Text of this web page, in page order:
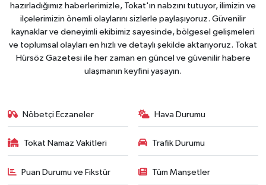
hazırladığımız haberlerimizle, Tokat'ın nabzını tutuyor, ilimizin ve
ilçelerimizin önemli olaylarını sizlerle paylaşıyoruz. Güvenilir
kaynaklar ve deneyimli ekibimiz sayesinde, bölgesel gelişmeleri
ve toplumsal olayları en hızlı ve detaylı şekilde aktarıyoruz. Tokat
Hürsöz Gazetesi ile her zaman en güncel ve güvenilir habere
ulaşmanın keyfini yaşayın.
Nöbetçi Eczaneler Hava Durumu
Tokat Namaz Vakitleri Trafik Durumu
Puan Durumu ve Fikstür Tüm Manşetler